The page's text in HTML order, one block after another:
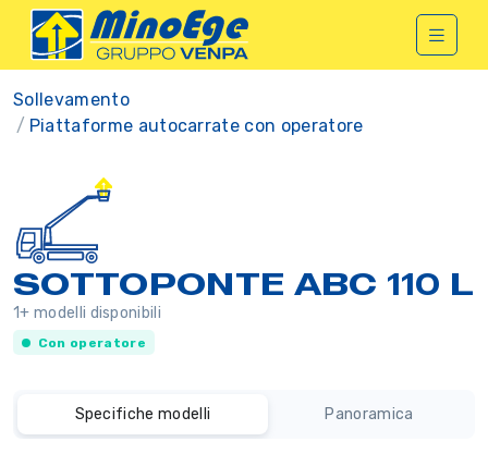
Sollevamento
Piattaforme autocarrate con operatore
SOTTOPONTE ABC 110 L
1+ modelli disponibili
Con operatore
Specifiche modelli Panoramica